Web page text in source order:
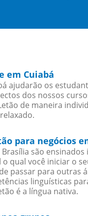
em Cuiabá
ajudarão os
dos nossos
de maneira
para negócios
são
qual você iniciar o
passar para
linguísticas
é a língua nativa.